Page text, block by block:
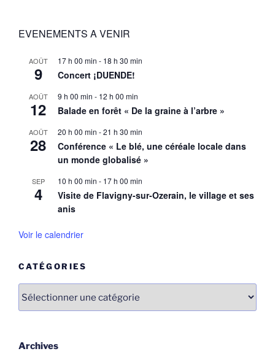
EVENEMENTS A VENIR
AOÛT
9
17 h 00 min - 18 h 30 min
Concert ¡DUENDE!
AOÛT
12
9 h 00 min - 12 h 00 min
Balade en forêt « De la graine à l’arbre »
AOÛT
28
20 h 00 min -21 h 30 min
Conférence « Le blé, une céréale locale dans
un monde globalisé »
SEP
4
10 h 00 min - 17 h 00 min
Visite de Flavigny-sur-Ozerain, le village et ses
anis
Voir le calendrier
CATÉGORIES
Archives